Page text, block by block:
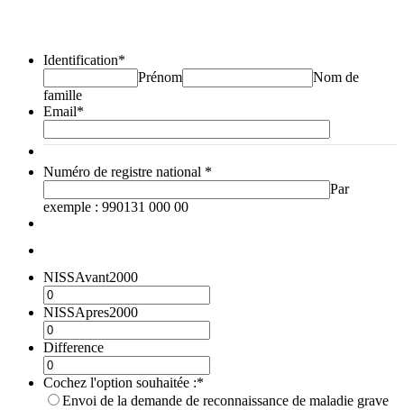
Identification*
Prénom
Nom de
famille
Email*
Numéro de registre national *
Par
exemple : 990131 000 00
NISSAvant2000
NISSApres2000
Difference
Cochez l'option souhaitée :*
Envoi de la demande de reconnaissance de maladie grave